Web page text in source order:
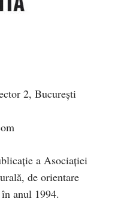
2, București
a Asociaţiei
de orientare
anul 1994.